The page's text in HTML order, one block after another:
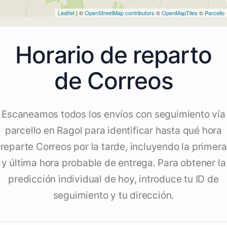
Leaflet | ©OpenStreetMap contributors ©OpenMapTiles © Parcello
Horario de reparto
de Correos
Escaneamos todos los envíos con seguimiento vía
parcello en Ragol para identificar hasta qué hora
reparte Correos por la tarde, incluyendo la primera
y última hora probable de entrega. Para obtener la
predicción individual de hoy, introduce tu ID de
seguimiento y tu dirección.